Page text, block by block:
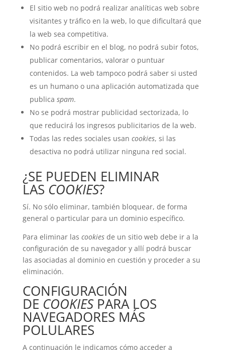
El sitio web no podrá realizar analíticas web sobre
visitantes y tráfico en la web, lo que dificultará que
la web sea competitiva.
No podrá escribir en el blog, no podrá subir fotos,
publicar comentarios, valorar o puntuar
contenidos. La web tampoco podrá saber si usted
es un humano o una aplicación automatizada que
publica spam.
No se podrá mostrar publicidad sectorizada, lo
que reducirá los ingresos publicitarios de la web.
Todas las redes sociales usan cookies, si las
desactiva no podrá utilizar ninguna red social.
¿SE PUEDEN ELIMINAR
LAS COOKIES?
Sí. No sólo eliminar, también bloquear, de forma
general o particular para un dominio específico.
Para eliminar las cookiesde un sitio web debe ir a la
configuración de su navegador y allí podrá buscar
las asociadas al dominio en cuestión y proceder a su
eliminación.
CONFIGURACIÓN
DE COOKIESPARA LOS
NAVEGADORES MÁS
POLULARES
A continuación le indicamos cómo acceder a